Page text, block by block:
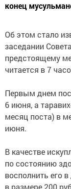
конец
Об этом стало
заседании
предстоящему
читается в 7
Первым днем
6 июня, а
месяц поста) в
июня.
В качестве
по состоянию
восполнить его